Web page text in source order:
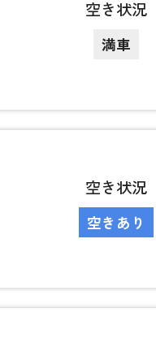
空き状況
満車
空き状況
空きあり